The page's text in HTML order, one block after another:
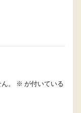
。 ※ が付いている